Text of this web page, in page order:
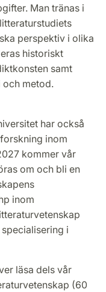
Man tränas i
perspektiv i olika
historiskt
samt
och metod.
har också
inom
kommer vår
om och bli en
inom
i
läsa dels vår
(60